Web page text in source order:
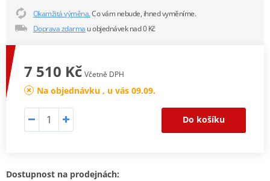
Okamžitá výměna.Co vám nebude, ihned vyměníme.
Doprava zdarma u objednávek nad 0 Kč
7 510 Kč Včetně DPH
Na objednávku , u vás 09.09.
Do košíku
Dostupnost na prodejnách: